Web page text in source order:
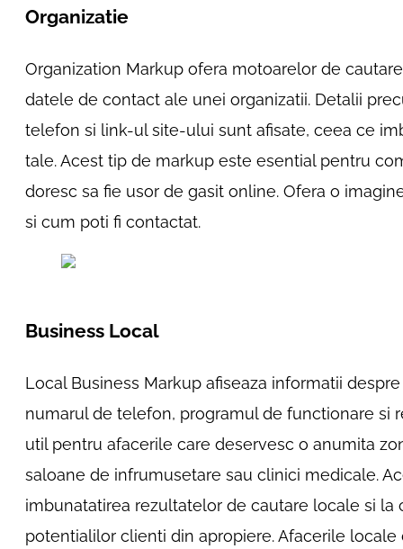
Organizatie
Organization Markup ofera motoarelor de
datele de contact ale unei organizatii. Detalii
telefon si link-ul site-ului sunt afisate, ceea ce
tale. Acest tip de markup este esential pentru
doresc sa fie usor de gasit online. Ofera o
si cum poti fi contactat.
Business Local
Local Business Markup afiseaza informatii
numarul de telefon, programul de functionare si
util pentru afacerile care deservesc o anumita
saloane de infrumusetare sau clinici medicale.
imbunatatirea rezultatelor de cautare locale si la
potentialilor clienti din apropiere. Afacerile